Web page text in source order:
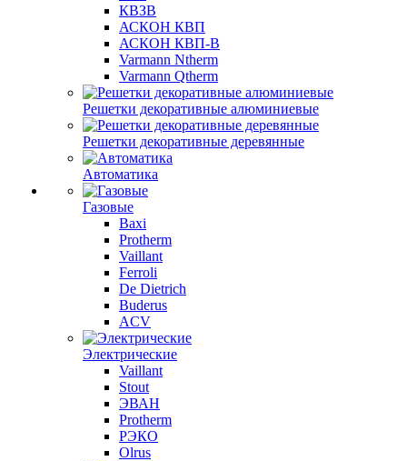
КВЗВ
АСКОН КВП
АСКОН КВП-В
Varmann Ntherm
Varmann Qtherm
Решетки декоративные алюминиевые
Решетки декоративные деревянные
Автоматика
Газовые
Baxi
Protherm
Vaillant
Ferroli
De Dietrich
Buderus
ACV
Электрические
Vaillant
Stout
ЭВАН
Protherm
РЭКО
Olrus